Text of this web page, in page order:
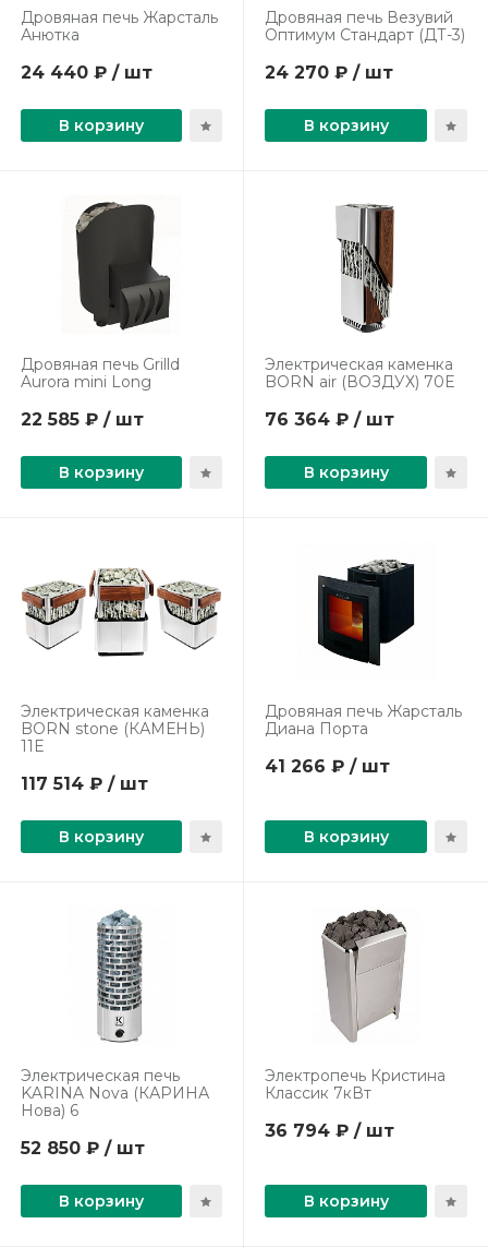
Дровяная печь Жарсталь
Анютка
24 440 ₽ / шт
В корзину
Дровяная печь Везувий
Оптимум Стандарт (ДТ-3)
24 270 ₽ / шт
В корзину
Дровяная печь Grilld
Aurora mini Long
22 585 ₽ / шт
В корзину
Электрическая каменка
BORN air (ВОЗДУХ) 70Е
76 364 ₽ / шт
В корзину
Электрическая каменка
BORN stone (КАМЕНЬ)
11Е
117 514 ₽ / шт
В корзину
Дровяная печь Жарсталь
Диана Порта
41 266 ₽ / шт
В корзину
Электрическая печь
KARINA Nova (КАРИНА
Нова) 6
52 850 ₽ / шт
В корзину
Электропечь Кристина
Классик 7кВт
36 794 ₽ / шт
В корзину